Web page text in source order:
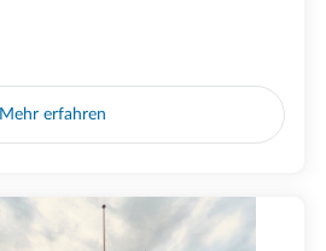
Mehr erfahren